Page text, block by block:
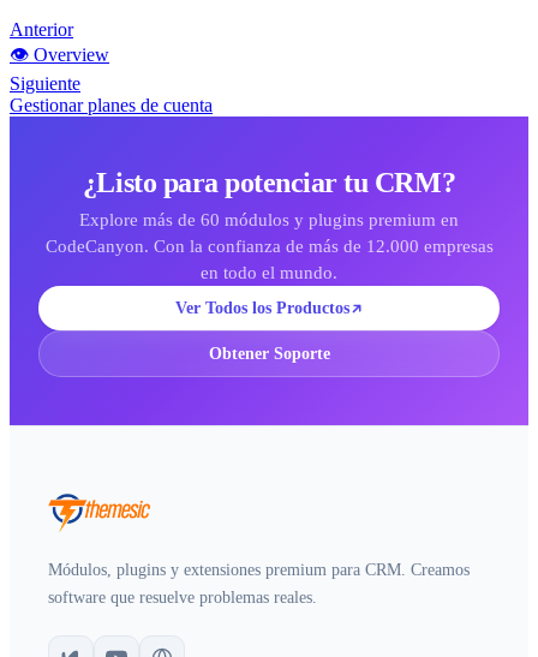
Anterior
👁️ Overview
Siguiente
Gestionar planes de cuenta
¿Listo para potenciar tu CRM?
Explore más de 60 módulos y plugins premium en
CodeCanyon. Con la confianza de más de 12.000 empresas
en todo el mundo.
Ver Todos los Productos
Obtener Soporte
Módulos, plugins y extensiones premium para CRM. Creamos
software que resuelve problemas reales.